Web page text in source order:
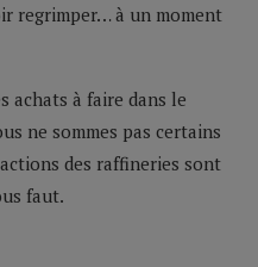
regrimper… à un moment
achats à faire dans le
ne sommes pas certains
des raffineries sont
faut.